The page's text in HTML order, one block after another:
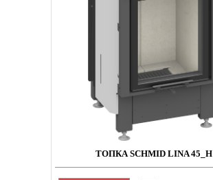
ТОПКА SCHMID LINA 45_H